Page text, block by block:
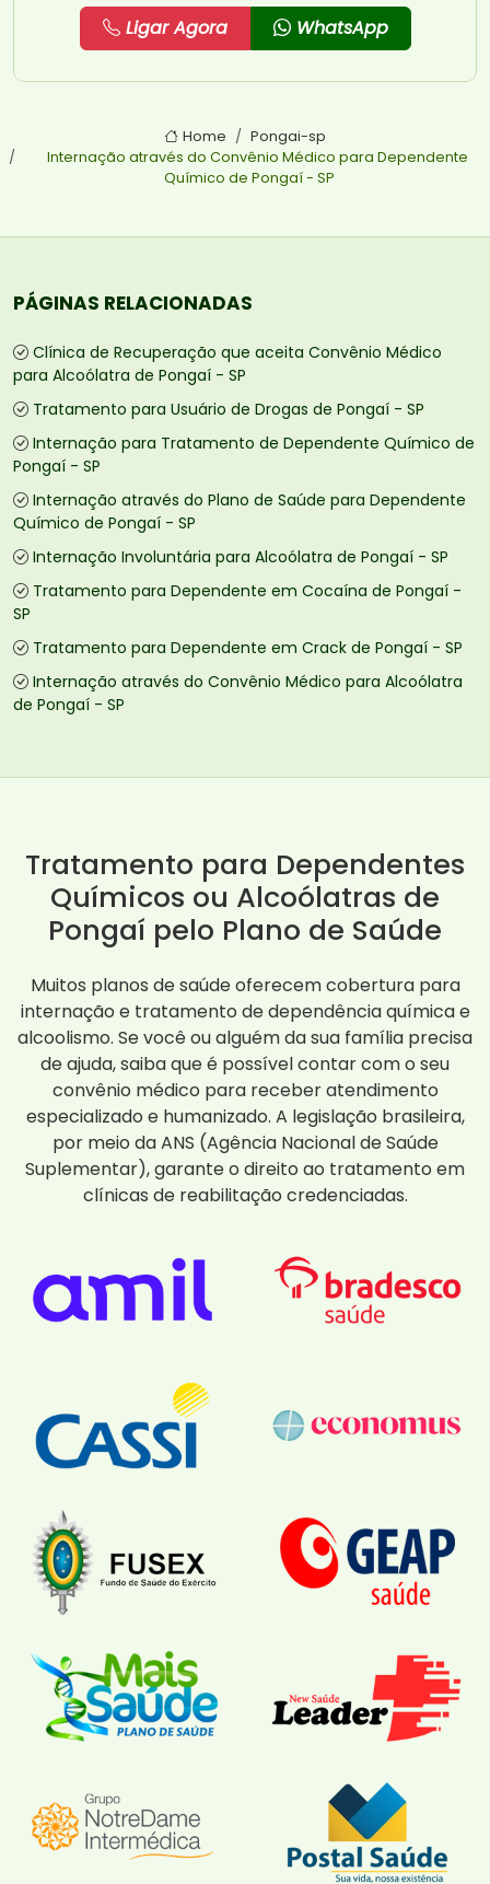
Ligar Agora WhatsApp
Home
Pongai-sp
Internação através do Convênio Médico para Dependente
Químico de Pongaí - SP
PÁGINAS RELACIONADAS
Clínica de Recuperação que aceita Convênio Médico
para Alcoólatra de Pongaí - SP
Tratamento para Usuário de Drogas de Pongaí - SP
Internação para Tratamento de Dependente Químico de
Pongaí - SP
Internação através do Plano de Saúde para Dependente
Químico de Pongaí - SP
Internação Involuntária para Alcoólatra de Pongaí - SP
Tratamento para Dependente em Cocaína de Pongaí -
SP
Tratamento para Dependente em Crack de Pongaí - SP
Internação através do Convênio Médico para Alcoólatra
de Pongaí - SP
Tratamento para Dependentes
Químicos ou Alcoólatras de
Pongaí pelo Plano de Saúde
Muitos planos de saúde oferecem cobertura para
internação e tratamento de dependência química e
alcoolismo. Se você ou alguém da sua família precisa
de ajuda, saiba que é possível contar com o seu
convênio médico para receber atendimento
especializado e humanizado. A legislação brasileira,
por meio da ANS (Agência Nacional de Saúde
Suplementar), garante o direito ao tratamento em
clínicas de reabilitação credenciadas.